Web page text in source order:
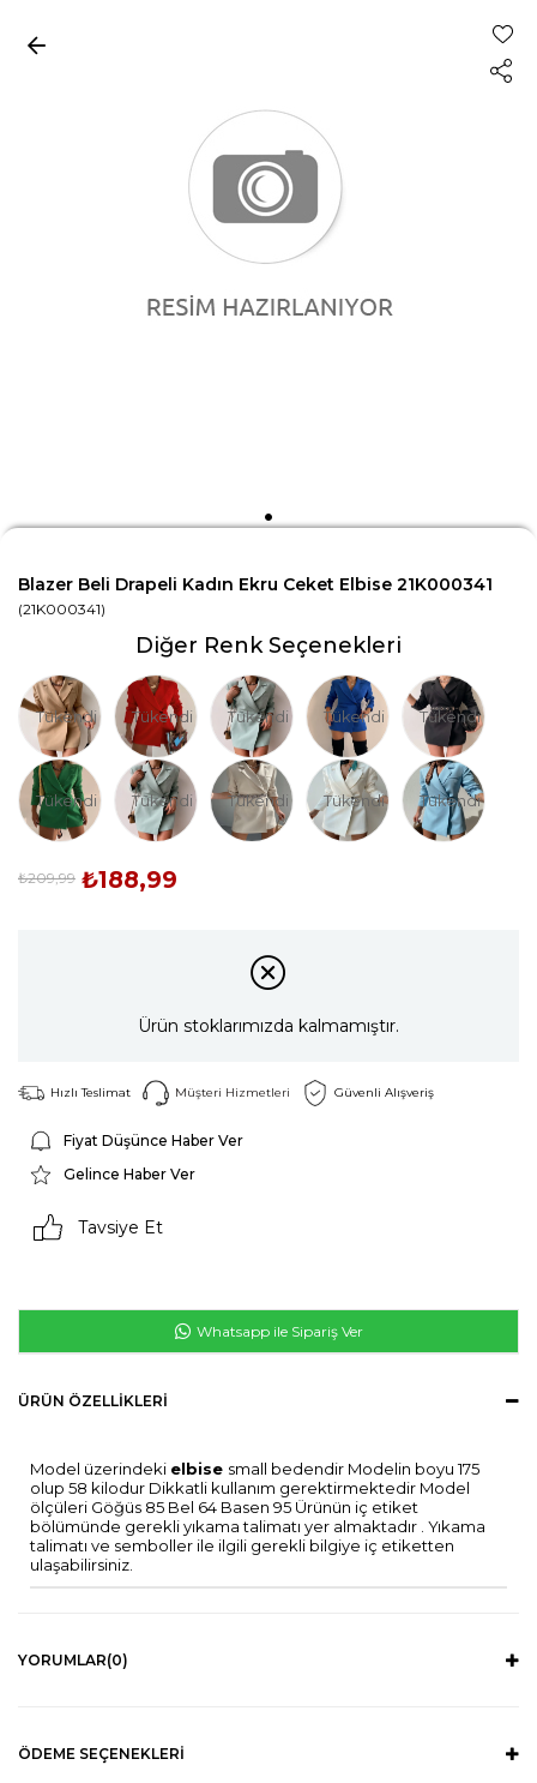
Blazer Beli Drapeli Kadın Ekru Ceket Elbise 21K000341
(21K000341)
Diğer Renk Seçenekleri
Tükendi Tükendi Tükendi Tükendi Tükendi
Tükendi Tükendi Tükendi Tükendi Tükendi
₺209,99 ₺188,99
Ürün stoklarımızda kalmamıştır.
Hızlı Teslimat Müşteri Hizmetleri Güvenli Alışveriş
Fiyat Düşünce Haber Ver
Gelince Haber Ver
Tavsiye Et
Whatsapp ile Sipariş Ver
ÜRÜN ÖZELLIKLERI
Model üzerindeki elbise small bedendir Modelin boyu 175
olup 58 kilodur Dikkatli kullanım gerektirmektedir Model
ölçüleri Göğüs 85 Bel 64 Basen 95 Ürünün iç etiket
bölümünde gerekli yıkama talimatı yer almaktadır . Yıkama
talimatı ve semboller ile ilgili gerekli bilgiye iç etiketten
ulaşabilirsiniz.
YORUMLAR(0)
ÖDEME SEÇENEKLERI